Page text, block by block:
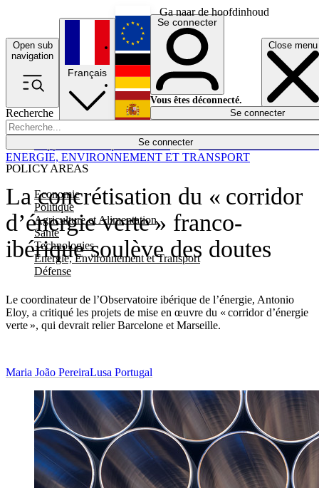
Ga naar de hoofdinhoud
Open sub
navigation
Close menu
Recherche
Se connecter
POLICY AREAS
Economie
Politique
Agriculture et Alimentation
Santé
Technologies
Energie, Environnement et Transport
Défense
Économie
Français
English
Deutsch
Español
Se connecter
Vous êtes déconnecté.
Se connecter
La concrétisation du « corridor
d’énergie verte » franco-
ibérique soulève des doutes
Le coordinateur de l’Observatoire ibérique de l’énergie, Antonio
Eloy, a critiqué les projets de mise en œuvre du « corridor d’énergie
verte », qui devrait relier Barcelone et Marseille.
ENERGIE, ENVIRONNEMENT ET TRANSPORT
Maria João PereiraLusa Portugal